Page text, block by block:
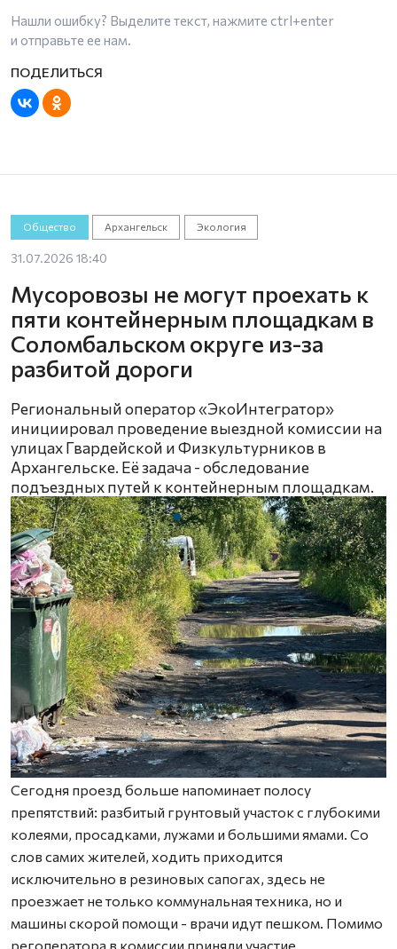
Нашли ошибку? Выделите текст, нажмите ctrl+enter
и отправьте ее нам.
Общество Архангельск Экология
31.07.2026 18:40
Мусоровозы не могут проехать к
пяти контейнерным площадкам в
Соломбальском округе из-за
разбитой дороги
Региональный оператор «ЭкоИнтегратор»
инициировал проведение выездной комиссии на
улицах Гвардейской и Физкультурников в
Архангельске. Её задача - обследование
подъездных путей к контейнерным площадкам.
Сегодня проезд больше напоминает полосу
препятствий: разбитый грунтовый участок с глубокими
колеями, просадками, лужами и большими ямами. Со
слов самих жителей, ходить приходится
исключительно в резиновых сапогах, здесь не
проезжает не только коммунальная техника, но и
машины скорой помощи - врачи идут пешком. Помимо
регоператора в комиссии приняли участие